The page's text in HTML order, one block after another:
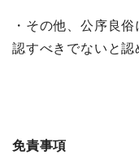
・その他、公序良
認すべきでないと認
免責事項